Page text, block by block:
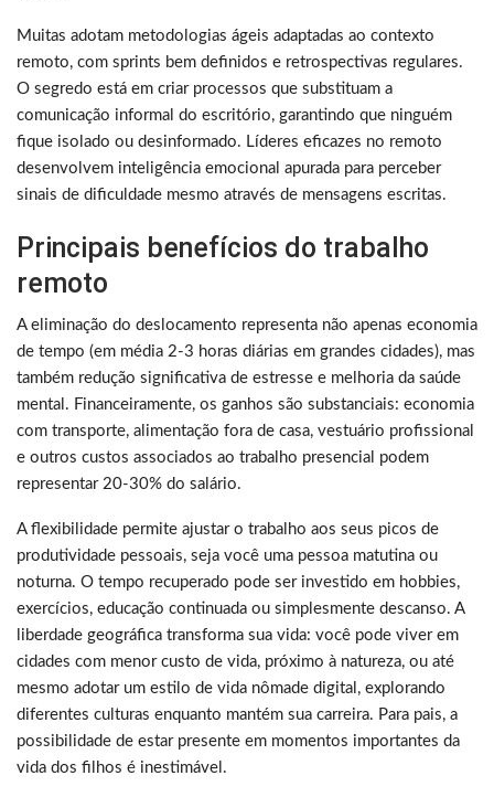
Muitas adotam metodologias ágeis adaptadas ao contexto
remoto, com sprints bem definidos e retrospectivas regulares.
O segredo está em criar processos que substituam a
comunicação informal do escritório, garantindo que ninguém
fique isolado ou desinformado. Líderes eficazes no remoto
desenvolvem inteligência emocional apurada para perceber
sinais de dificuldade mesmo através de mensagens escritas.
Principais benefícios do trabalho
remoto
A eliminação do deslocamento representa não apenas economia
de tempo (em média 2-3 horas diárias em grandes cidades), mas
também redução significativa de estresse e melhoria da saúde
mental. Financeiramente, os ganhos são substanciais: economia
com transporte, alimentação fora de casa, vestuário profissional
e outros custos associados ao trabalho presencial podem
representar 20-30% do salário.
A flexibilidade permite ajustar o trabalho aos seus picos de
produtividade pessoais, seja você uma pessoa matutina ou
noturna. O tempo recuperado pode ser investido em hobbies,
exercícios, educação continuada ou simplesmente descanso. A
liberdade geográfica transforma sua vida: você pode viver em
cidades com menor custo de vida, próximo à natureza, ou até
mesmo adotar um estilo de vida nômade digital, explorando
diferentes culturas enquanto mantém sua carreira. Para pais, a
possibilidade de estar presente em momentos importantes da
vida dos filhos é inestimável.